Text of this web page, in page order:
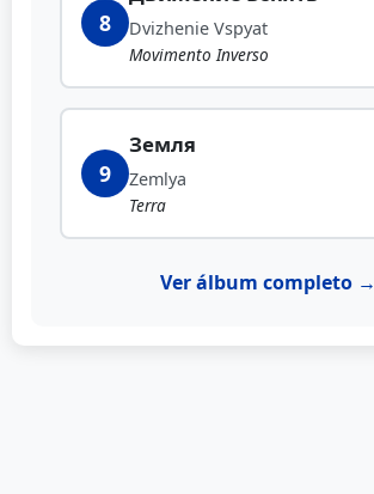
8
Dvizhenie Vspyat
Movimento Inverso
9
Земля
Zemlya
Terra
Ver álbum completo →